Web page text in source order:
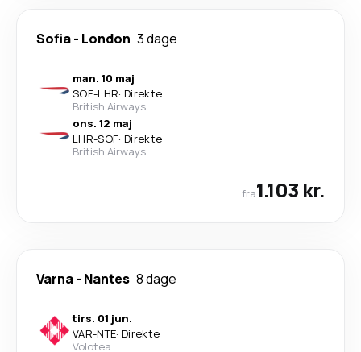
Sofia- London 3 dage
man. 10 maj
SOF-LHR· Direkte
British Airways
ons. 12 maj
LHR-SOF· Direkte
British Airways
fra1.103 kr.
Varna- Nantes 8 dage
tirs. 01 jun.
VAR-NTE· Direkte
Volotea